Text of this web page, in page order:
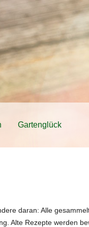
Gartenglück
daran: Alle
Alte Rezepte werden